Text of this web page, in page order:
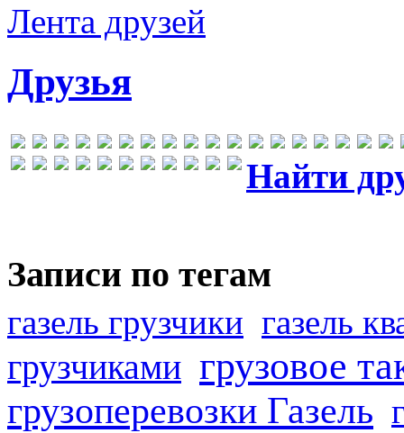
Лента друзей
Друзья
Найти
Записи по тегам
газель грузчики газель
грузчиками грузовое
грузоперевозки Газель